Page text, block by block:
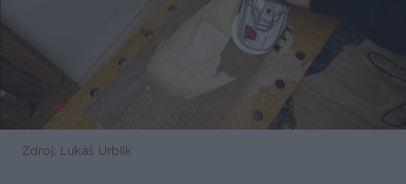
Zdroj: Lukáš Urblík